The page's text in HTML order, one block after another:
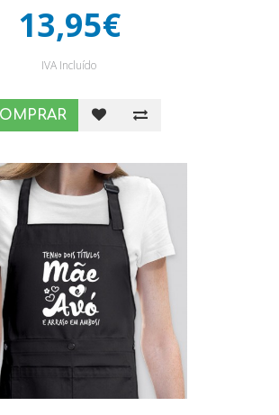
13,95€
IVA Incluído